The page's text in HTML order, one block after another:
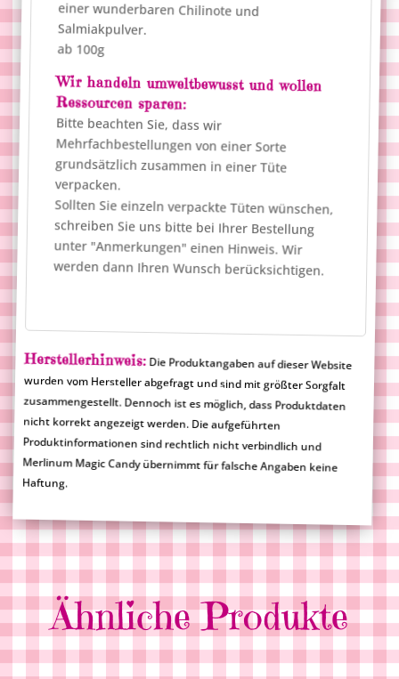
Salmiakpulver.
ab 100g
Wir handeln umweltbewusst und wollen
Ressourcen sparen:
Bitte beachten Sie, dass wir
Mehrfachbestellungen von einer Sorte
grundsätzlich zusammen in einer Tüte
verpacken.
Sollten Sie einzeln verpackte Tüten wünschen,
schreiben Sie uns bitte bei Ihrer Bestellung
unter "Anmerkungen" einen Hinweis. Wir
werden dann Ihren Wunsch berücksichtigen.
Herstellerhinweis:Die Produktangaben auf dieser Website
wurden vom Hersteller abgefragt und sind mit größter Sorgfalt
zusammengestellt. Dennoch ist es möglich, dass Produktdaten
nicht korrekt angezeigt werden. Die aufgeführten
Produktinformationen sind rechtlich nicht verbindlich und
Merlinum Magic Candy übernimmt für falsche Angaben keine
Haftung.
Ähnliche Produkte